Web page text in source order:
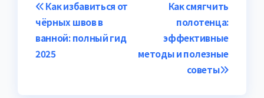
Навигация
по
записям
Как смягчить
полотенца:
эффективные
методы и полезные
советы
Как избавиться от
чёрных швов в
ванной: полный гид
2025